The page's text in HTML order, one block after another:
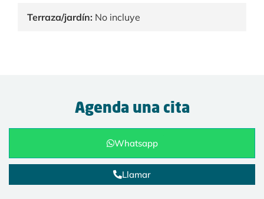
Terraza/jardín: No incluye
Agenda una cita
Whatsapp
Llamar